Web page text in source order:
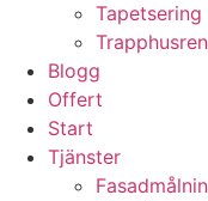
Tapetsering
Blogg
Offert
Start
Tjänster